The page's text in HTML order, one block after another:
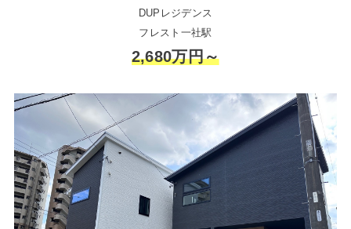
DUPレジデンス
フレスト一社駅
2,680万円～